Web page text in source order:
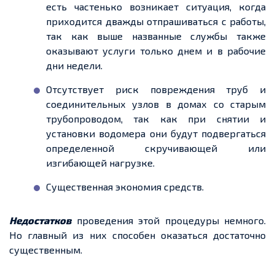
есть частенько возникает ситуация, когда
приходится дважды отпрашиваться с работы,
так как выше названные службы также
оказывают услуги только днем и в рабочие
дни недели.
Отсутствует риск повреждения труб и
соединительных узлов в домах со старым
трубопроводом, так как при снятии и
установки водомера они будут подвергаться
определенной скручивающей или
изгибающей нагрузке.
Существенная экономия средств.
Недостатковпроведения этой процедуры немного.
Но главный из них способен оказаться достаточно
существенным.